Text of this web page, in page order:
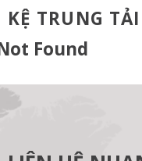
KỆ TRUNG
Found